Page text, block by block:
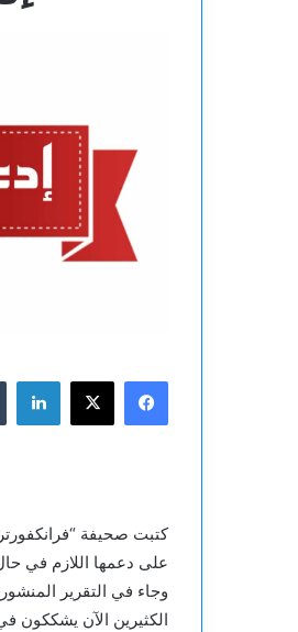
فيسبوك
‫X
كتبت صحيفة “فرانكفورتر
على دعمها اللازم في
وجاء في التقرير
الكثيرين الآن يشككون